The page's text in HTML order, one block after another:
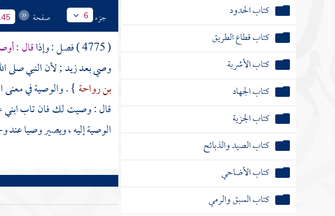
كتاب الحدود
كتاب قطاع الطريق
كتاب الأشربة
كتاب الجهاد
كتاب الجزية
كتاب الصيد والذبائح
كتاب الأضاحي
كتاب السبق والرمي
جزء 6 صفحة
( 4775 ) فصل : وإذا قال :
وصي بعد زيد ; لأن النبي صلى
بن رواحة} . والوصية في معنى
قال : وصيت لك فان تاب ابني
الوصية إليه ، ويصير وصيا